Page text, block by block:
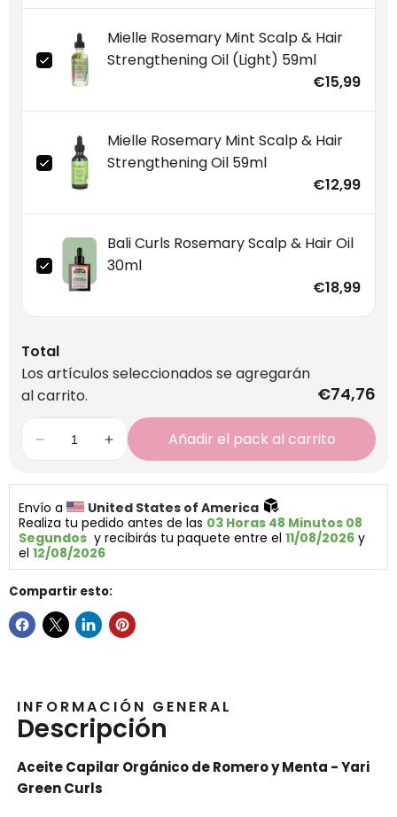
Mielle Rosemary Mint Scalp & Hair
Strengthening Oil (Light) 59ml
€15,99
Mielle Rosemary Mint Scalp & Hair
Strengthening Oil 59ml
€12,99
Bali Curls Rosemary Scalp & Hair Oil
30ml
€18,99
Total
Los artículos seleccionados se agregarán
al carrito.
€74,76
Añadir el pack al carrito
Envío a
United States of America
Realiza tu pedido antes de las 03 Horas 48 Minutos 07
Segundos
  y recibirás tu paquete entre el
11/08/2026 y
el 12/08/2026
Compartir esto:
INFORMACIÓN GENERAL
Descripción
Aceite Capilar Orgánico de Romero y Menta - Yari
Green Curls